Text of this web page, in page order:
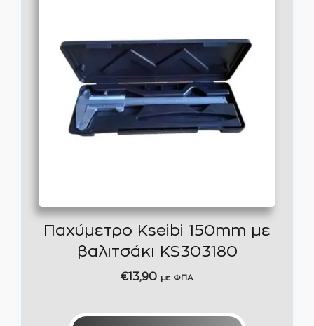
Παχύμετρο Kseibi 150mm με
βαλιτσάκι KS303180
€13,90 με ΦΠΑ